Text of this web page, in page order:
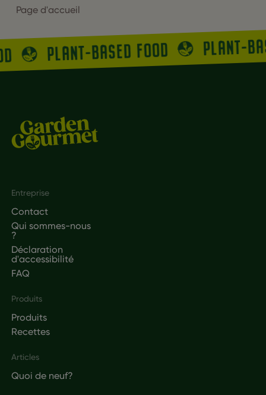
Page d'accueil
PLANT-BASED FOOD PLANT-
Footer
Entreprise
Contact
Qui sommes-nous
?
Déclaration
d'accessibilité
FAQ
Produits
Produits
Recettes
Articles
Quoi de neuf?